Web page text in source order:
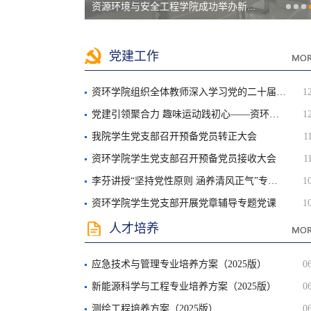
资源环境与安全工程学院成功举办新...
党建工作
资环学院组织全体教师深入学习党的二十届四中全会精神
党建引领聚合力 趣味运动践初心——资环学院2025年...
我院学生党支部召开预备党员转正大会
资环学院学生党支部召开预备党员接收大会
李芬讲授“坚持党性原则 涵养清风正气”专题党课
资环学院学生党支部开展党章辅导专题党课
人才培养
应急技术与管理专业培养方案（2025版）
新能源科学与工程专业培养方案（2025版）
测绘工程培养方案（2025版）